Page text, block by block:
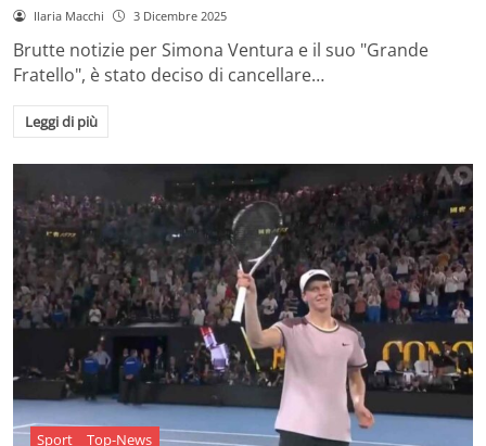
Ilaria Macchi 3 Dicembre 2025
Brutte notizie per Simona Ventura e il suo "Grande
Fratello", è stato deciso di cancellare…
Leggi di più
Sport Top-News